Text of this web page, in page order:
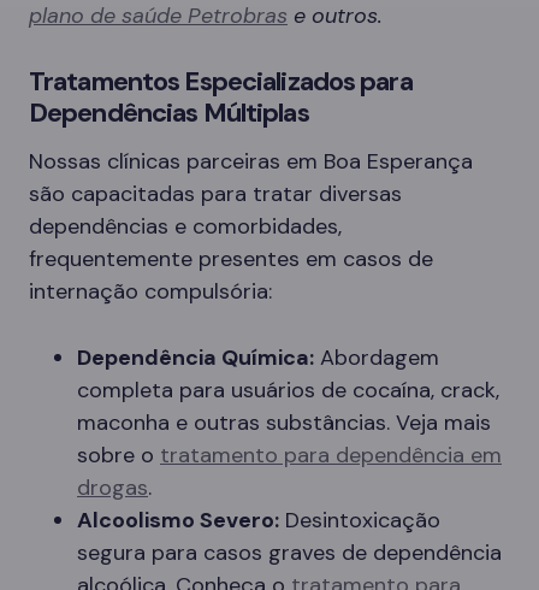
plano de saúde Petrobras e outros.
Tratamentos Especializados para
Dependências Múltiplas
Nossas clínicas parceiras em Boa Esperança
são capacitadas para tratar diversas
dependências e comorbidades,
frequentemente presentes em casos de
internação compulsória:
Dependência Química: Abordagem
completa para usuários de cocaína, crack,
maconha e outras substâncias. Veja mais
sobre o tratamento para dependência em
drogas.
Alcoolismo Severo: Desintoxicação
segura para casos graves de dependência